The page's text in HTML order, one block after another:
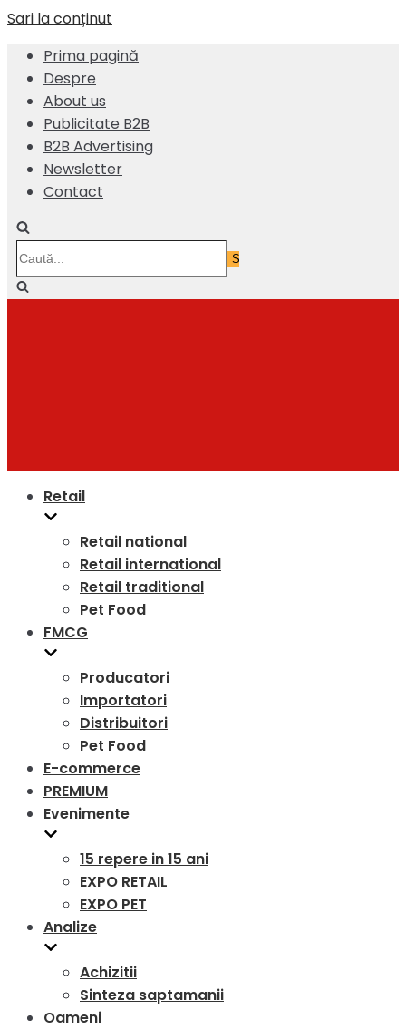
Sari la conținut
Prima pagină
Despre
About us
Publicitate B2B
B2B Advertising
Newsletter
Contact
Caută...
Retail
Retail national
Retail international
Retail traditional
Pet Food
FMCG
Producatori
Importatori
Distribuitori
Pet Food
E-commerce
PREMIUM
Evenimente
15 repere in 15 ani
EXPO RETAIL
EXPO PET
Analize
Achizitii
Sinteza saptamanii
Oameni